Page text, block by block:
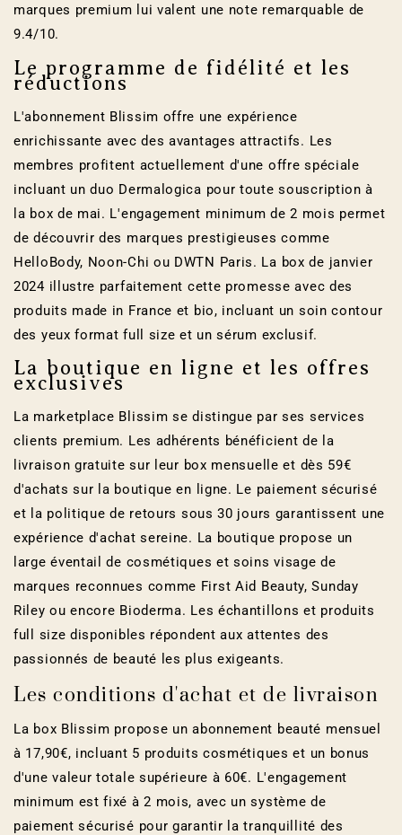
marques premium lui valent une note remarquable de
9.4/10.
Le programme de fidélité et les
réductions
L'abonnement Blissim offre une expérience
enrichissante avec des avantages attractifs. Les
membres profitent actuellement d'une offre spéciale
incluant un duo Dermalogica pour toute souscription à
la box de mai. L'engagement minimum de 2 mois permet
de découvrir des marques prestigieuses comme
HelloBody, Noon-Chi ou DWTN Paris. La box de janvier
2024 illustre parfaitement cette promesse avec des
produits made in France et bio, incluant un soin contour
des yeux format full size et un sérum exclusif.
La boutique en ligne et les offres
exclusives
La marketplace Blissim se distingue par ses services
clients premium. Les adhérents bénéficient de la
livraison gratuite sur leur box mensuelle et dès 59€
d'achats sur la boutique en ligne. Le paiement sécurisé
et la politique de retours sous 30 jours garantissent une
expérience d'achat sereine. La boutique propose un
large éventail de cosmétiques et soins visage de
marques reconnues comme First Aid Beauty, Sunday
Riley ou encore Bioderma. Les échantillons et produits
full size disponibles répondent aux attentes des
passionnés de beauté les plus exigeants.
Les conditions d'achat et de livraison
La box Blissim propose un abonnement beauté mensuel
à 17,90€, incluant 5 produits cosmétiques et un bonus
d'une valeur totale supérieure à 60€. L'engagement
minimum est fixé à 2 mois, avec un système de
paiement sécurisé pour garantir la tranquillité des